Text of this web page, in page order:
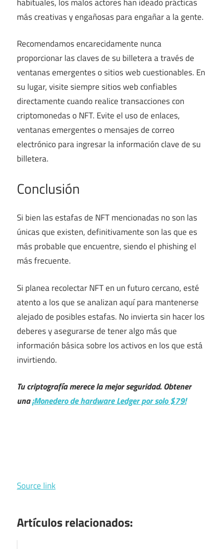
más creativas y engañosas para engañar a la gente.
Recomendamos encarecidamente nunca
proporcionar las claves de su billetera a través de
ventanas emergentes o sitios web cuestionables. En
su lugar, visite siempre sitios web confiables
directamente cuando realice transacciones con
criptomonedas o NFT. Evite el uso de enlaces,
ventanas emergentes o mensajes de correo
electrónico para ingresar la información clave de su
billetera.
Conclusión
Si bien las estafas de NFT mencionadas no son las
únicas que existen, definitivamente son las que es
más probable que encuentre, siendo el phishing el
más frecuente.
Si planea recolectar NFT en un futuro cercano, esté
atento a los que se analizan aquí para mantenerse
alejado de posibles estafas. No invierta sin hacer los
deberes y asegurarse de tener algo más que
información básica sobre los activos en los que está
invirtiendo.
Tu criptografía merece la mejor seguridad. Obtener
una¡Monedero de hardware Ledger por solo $79!
Source link
Artículos relacionados: